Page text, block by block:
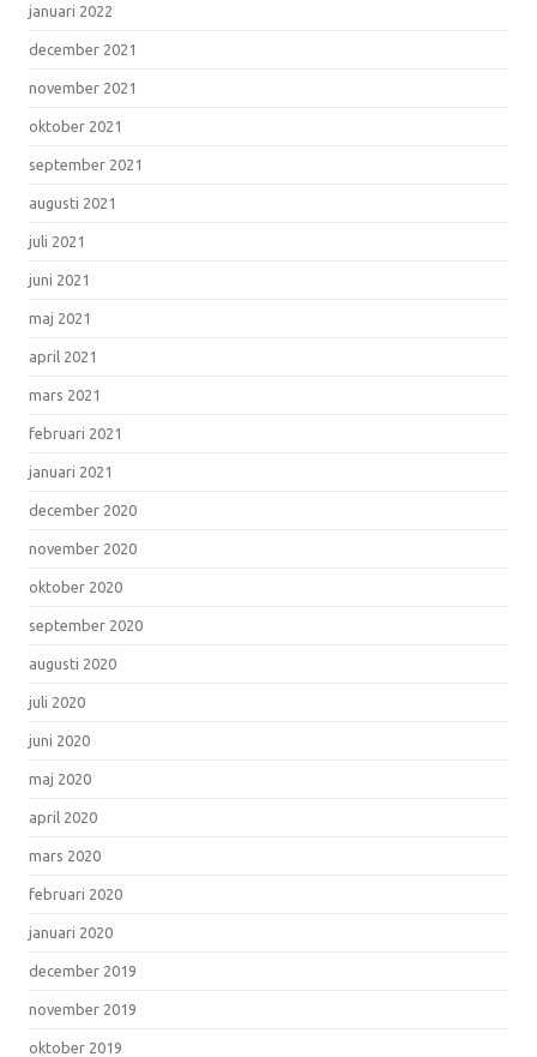
januari 2022
december 2021
november 2021
oktober 2021
september 2021
augusti 2021
juli 2021
juni 2021
maj 2021
april 2021
mars 2021
februari 2021
januari 2021
december 2020
november 2020
oktober 2020
september 2020
augusti 2020
juli 2020
juni 2020
maj 2020
april 2020
mars 2020
februari 2020
januari 2020
december 2019
november 2019
oktober 2019